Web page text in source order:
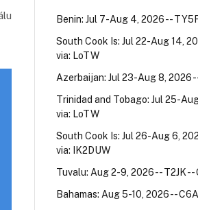
Benin: Jul 7-Aug 4, 2026 --
South Cook Is: Jul 22-Aug 14,
via: LoTW
Azerbaijan: Jul 23-Aug 8, 2026
Trinidad and Tobago: Jul 25-
via: LoTW
South Cook Is: Jul 26-Aug 6,
via: IK2DUW
Tuvalu: Aug 2-9, 2026 -- T2JK --
Bahamas: Aug 5-10, 2026 --